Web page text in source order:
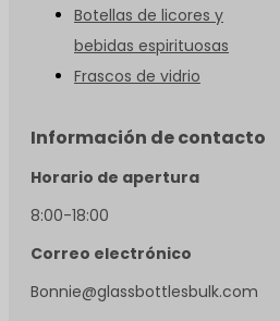
Botellas de licores y
bebidas espirituosas
Frascos de vidrio
Información de contacto
Horario de apertura
8:00-18:00
Correo electrónico
Bonnie@glassbottlesbulk.com